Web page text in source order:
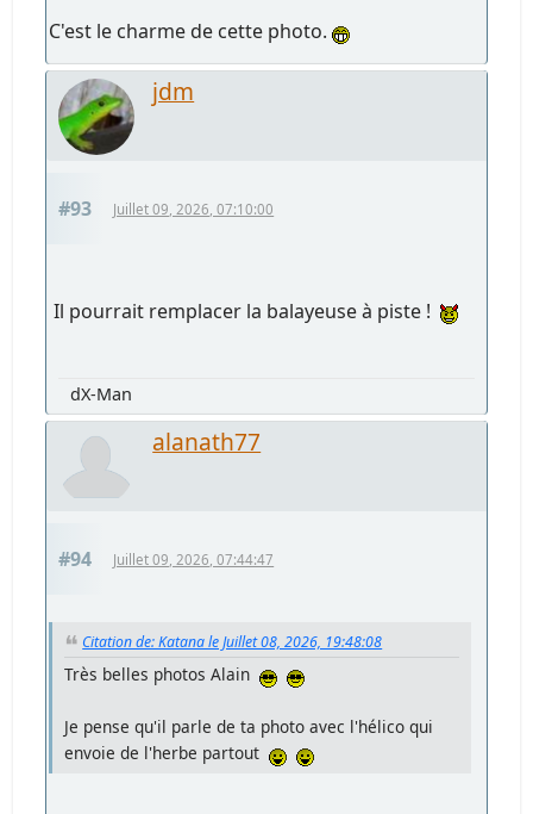
C'est le charme de cette photo.
jdm
#93 Juillet 09, 2026, 07:10:00
Il pourrait remplacer la balayeuse à piste !
dX-Man
alanath77
#94 Juillet 09, 2026, 07:44:47
Citation de: Katana le Juillet 08, 2026, 19:48:08
Très belles photos Alain
Je pense qu'il parle de ta photo avec l'hélico qui
envoie de l'herbe partout